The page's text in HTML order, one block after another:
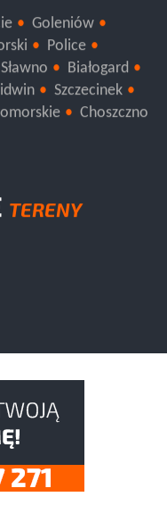
Goleniów
Police
Sławno
Białogard
Szczecinek
Choszczno
TERENY